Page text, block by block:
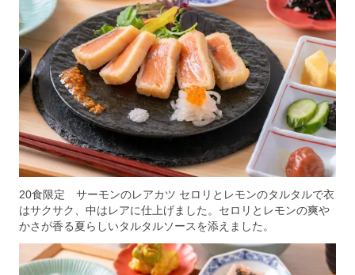
20食限定 サーモンのレアカツ セロリとレモンのタルタルで衣
はサクサク、中はレアに仕上げました。セロリとレモンの爽や
かさが香る夏らしいタルタルソースを添えました。